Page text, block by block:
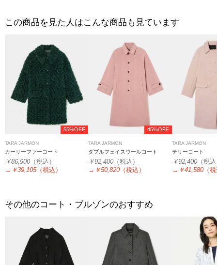
この商品を見た人はこんな商品も見ています
55%OFF
TARA JARMON
カーリーファーコート
￥86,900 （税込）
→ ￥39,105（税込）
45%OFF
TARA JARMON
ダブルフェイスウールコート
￥92,400（税込）
→ ￥50,820 （税込）
TARA JARMON
テリーコート
￥92,400（税
→ ￥41,580（
その他のコート・ブルゾンのおすすめ